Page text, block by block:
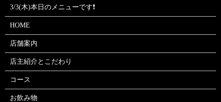
3/3(木)本日のメニューです❗
HOME
店舗案内
店主紹介とこだわり
コース
お飲み物